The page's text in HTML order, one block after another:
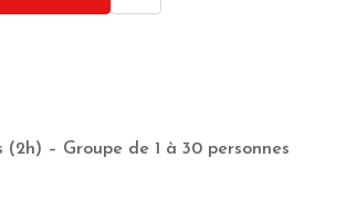
– Groupe de 1 à 30 personnes